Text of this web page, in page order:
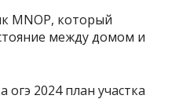
MNOP, который
между домом и